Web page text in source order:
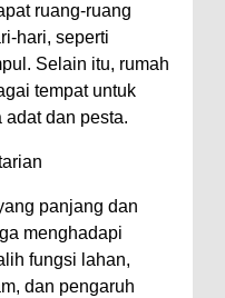
ruang-ruang
hari, seperti
Selain itu, rumah
tempat untuk
dan pesta.
panjang dan
menghadapi
fungsi lahan,
dan pengaruh